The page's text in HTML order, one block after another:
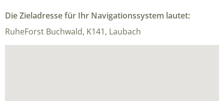
Die Zieladresse für Ihr Navigationssystem lautet:
RuheForst Buchwald, K141, Laubach